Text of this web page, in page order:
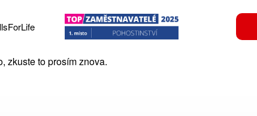
zkuste to prosím znova.